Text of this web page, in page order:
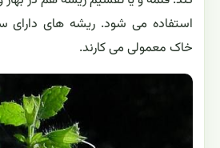
استفاده می شود. ریشه های دارای
خاک معمولی می کارند.